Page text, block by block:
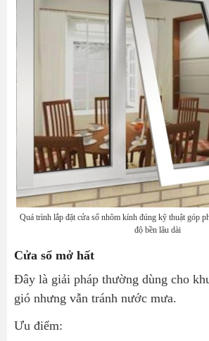
Quá trình lắp đặt cửa sổ nhôm kính đúng kỹ thuật góp
độ bền lâu dài
Cửa sổ mở hất
Đây là giải pháp thường dùng cho
gió nhưng vẫn tránh nước mưa.
Ưu điểm: